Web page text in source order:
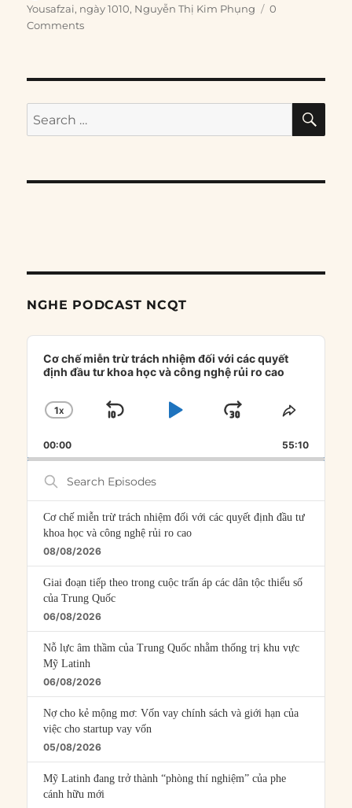
on
Yousafzai, ngày 1010, Nguyễn Thị Kim Phụng
0
Comments
Search
for:
NGHE PODCAST NCQT
Audio
Player
Cơ chế miễn trừ trách nhiệm đối với các quyết
định đầu tư khoa học và công nghệ rủi ro cao
CHANGE
RATE
1X
SKIP
PLAYJUMP
FORWARD
SHARE
00:00 55:10
Search
Episodes
Cơ chế miễn trừ trách nhiệm đối với các quyết định đầu tư
khoa học và công nghệ rủi ro cao
08/08/2026
Giai đoạn tiếp theo trong cuộc trấn áp các dân tộc thiểu số
của Trung Quốc
06/08/2026
Nỗ lực âm thầm của Trung Quốc nhằm thống trị khu vực
Mỹ Latinh
06/08/2026
Nợ cho kẻ mộng mơ: Vốn vay chính sách và giới hạn của
việc cho startup vay vốn
05/08/2026
Mỹ Latinh đang trở thành “phòng thí nghiệm” của phe
cánh hữu mới